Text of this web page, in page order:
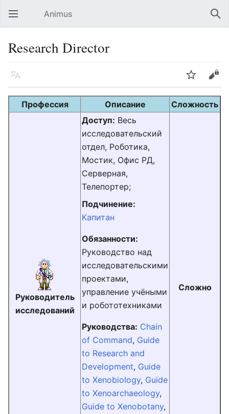
Открыть главное меню Animus
Research Director
Язык Следить
Профессия Описание Сложность
Руководитель
исследований
Доступ: Весь
исследовательский
отдел, Роботика,
Мостик, Офис РД,
Серверная,
Телепортер;
Подчинение:
Капитан
Обязанности:
Руководство над
исследовательскими
проектами,
управление учёными
и робототехниками
Руководства: Chain
of Command, Guide
to Research and
Development, Guide
to Xenobiology, Guide
to Xenoarchaeology,
Guide to Xenobotany,
Сложно